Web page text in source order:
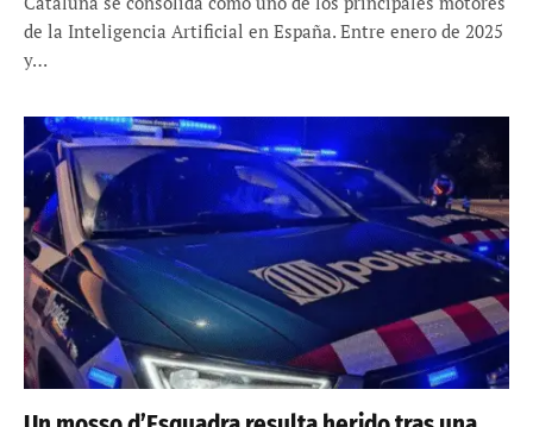
de la Inteligencia Artificial en España. Entre enero de 2025
y…